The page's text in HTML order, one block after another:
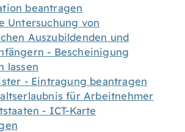
beantragen
Untersuchung von
Auszubildenden und
- Bescheinigung
lassen
- Eintragung beantragen
für Arbeitnehmer
- ICT-Karte